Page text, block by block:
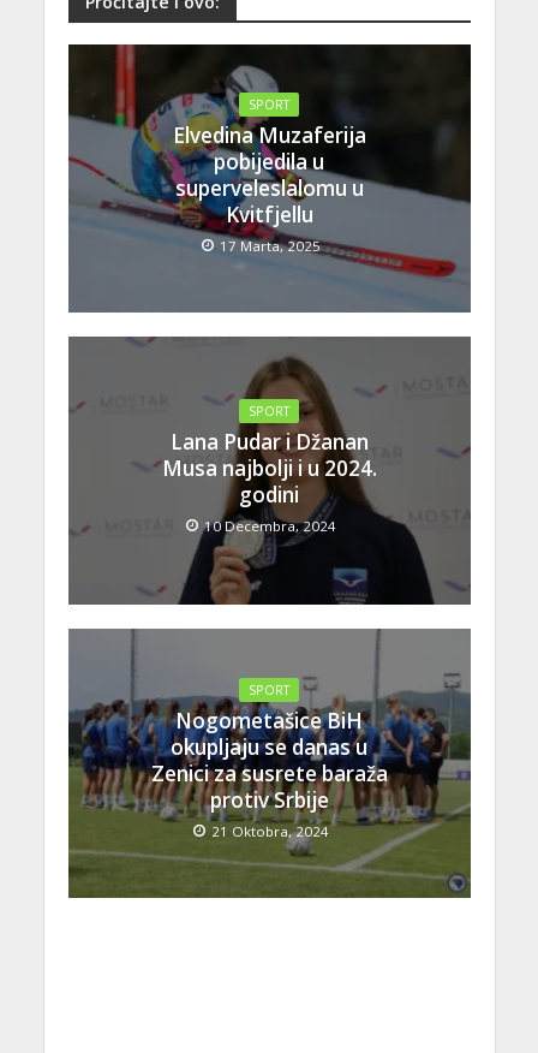
SPORT
Elvedina Muzaferija
pobijedila u
superveleslalomu u
Kvitfjellu
17 Marta, 2025
SPORT
Lana Pudar i Džanan
Musa najbolji i u 2024.
godini
10 Decembra, 2024
SPORT
Nogometašice BiH
okupljaju se danas u
Zenici za susrete baraža
protiv Srbije
21 Oktobra, 2024